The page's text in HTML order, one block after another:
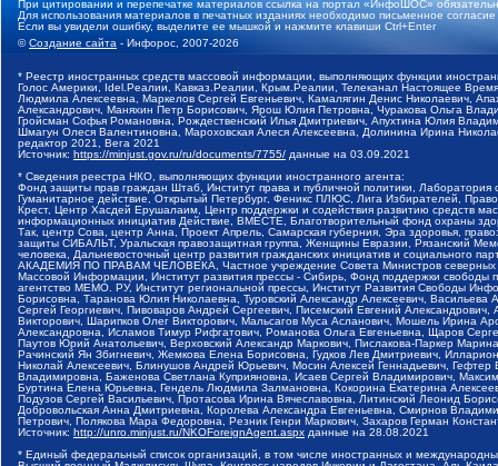
При цитировании и перепечатке материалов ссылка на портал «ИнфоШОС»
Для использования материалов в печатных изданиях необходимо письменное
Если вы увидели ошибку, выделите ее мышкой и нажмите клавиши Ctrl+Enter
©Создание сайта - Инфорос, 2007-2026
* Реестр иностранных средств массовой информации, выполняющих функции
Голос Америки, Idel.Реалии, Кавказ.Реалии, Крым.Реалии, Телеканал Настоящее
Людмила Алексеевна, Маркелов Сергей Евгеньевич, Камалягин Денис Николаевич,
Александрович, Маняхин Петр Борисович, Ярош Юлия Петровна, Чуракова Ольга
Гройсман Софья Романовна, Рождественский Илья Дмитриевич, Апухтина Юлия
Шмагун Олеся Валентиновна, Мароховская Алеся Алексеевна, Долинина Ирина
редактор 2021, Вега 2021
Источник: https://minjust.gov.ru/ru/documents/7755/ данные на 03.09.2021
* Сведения реестра НКО, выполняющих функции иностранного агента:
Фонд защиты прав граждан Штаб, Институт права и публичной политики,
Гуманитарное действие, Открытый Петербург, Феникс ПЛЮС, Лига Избирателей,
Крест, Центр Хасдей Ерушалаим, Центр поддержки и содействия развитию средств
информационных инициатив Действие, ВМЕСТЕ, Благотворительный фонд охраны
Так, центр Сова, центр Анна, Проект Апрель, Самарская губерния, Эра здоровья,
защиты СИБАЛЬТ, Уральская правозащитная группа, Женщины Евразии, Рязанский
человека, Дальневосточный центр развития гражданских инициатив и социального
АКАДЕМИЯ ПО ПРАВАМ ЧЕЛОВЕКА, Частное учреждение Совета Министров северных
Массовой Информации, Институт развития прессы - Сибирь, Фонд поддержки
агентство МЕМО. РУ, Институт региональной прессы, Институт Развития Свободы
Борисовна, Таранова Юлия Николаевна, Туровский Александр Алексеевич,
Сергей Георгиевич, Пивоваров Андрей Сергеевич, Писемский Евгений
Викторович, Шарипков Олег Викторович, Мальсагов Муса Асланович, Мошель Ирина
Александровна, Исламов Тимур Рифгатович, Романова Ольга Евгеньевна, Щаров
Паутов Юрий Анатольевич, Верховский Александр Маркович, Пислакова-Паркер
Рачинский Ян Збигневич, Жемкова Елена Борисовна, Гудков Лев Дмитриевич,
Николай Алексеевич, Блинушов Андрей Юрьевич, Мосин Алексей Геннадьевич,
Владимировна, Баженова Светлана Куприяновна, Исаев Сергей Владимирович,
Буртина Елена Юрьевна, Гендель Людмила Залмановна, Кокорина Екатерина
Подузов Сергей Васильевич, Протасова Ирина Вячеславовна, Литинский Леонид
Добровольская Анна Дмитриевна, Королева Александра Евгеньевна, Смирнов
Петрович, Полякова Мара Федоровна, Резник Генри Маркович, Захаров Герман
Источник: http://unro.minjust.ru/NKOForeignAgent.aspx данные на 28.08.2021
* Единый федеральный список организаций, в том числе иностранных и